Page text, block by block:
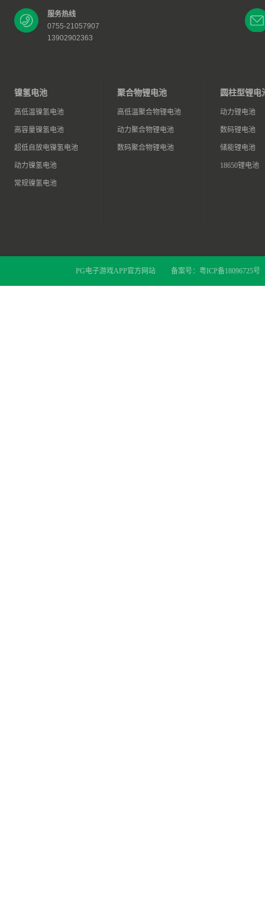
服务热线
0755-21057907
13902902363
镍氢电池
高低温镍氢电池
高容量镍氢电池
超低自放电镍氢电池
动力镍氢电池
常规镍氢电池
聚合物锂电池
高低温聚合物锂电池
动力聚合物锂电池
数码聚合物锂电池
圆柱型锂电
动力锂电池
数码锂电池
储能锂电池
18650锂电池
PG电子游戏APP官方网站 备案号： 粤ICP备18096725号